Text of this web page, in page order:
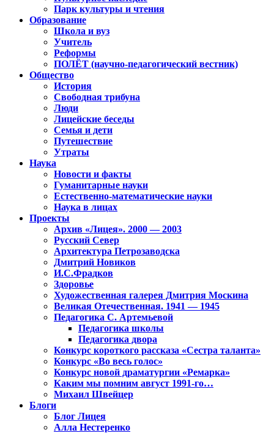
Парк культуры и чтения
Образование
Школа и вуз
Учитель
Реформы
ПОЛЁТ (научно-педагогический вестник)
Общество
История
Свободная трибуна
Люди
Лицейские беседы
Семья и дети
Путешествие
Утраты
Наука
Новости и факты
Гуманитарные науки
Естественно-математические науки
Наука в лицах
Проекты
Архив «Лицея». 2000 — 2003
Русский Север
Архитектура Петрозаводска
Дмитрий Новиков
И.С.Фрадков
Здоровье
Художественная галерея Дмитрия Москина
Великая Отечественная. 1941 — 1945
Педагогика С. Артемьевой
Педагогика школы
Педагогика двора
Конкурс короткого рассказа «Сестра таланта»
Конкурс «Во весь голос»
Конкурс новой драматургии «Ремарка»
Каким мы помним август 1991-го…
Михаил Швейцер
Блоги
Блог Лицея
Алла Нестеренко